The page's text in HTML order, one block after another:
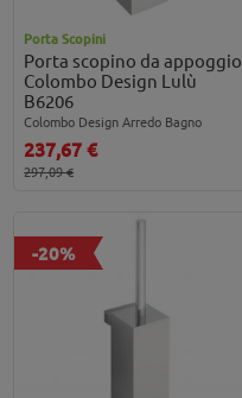
Porta Scopini
Porta scopino da appoggio
Colombo Design Lulù
B6206
Colombo Design Arredo Bagno
237,67 €
297,09 €
-20%